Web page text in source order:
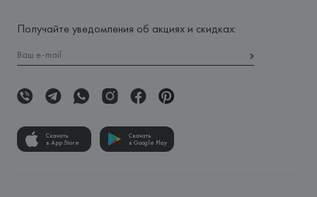
Получайте уведомления об акциях и скидках:
Скачать
в App Store
Скачать
в Google Play